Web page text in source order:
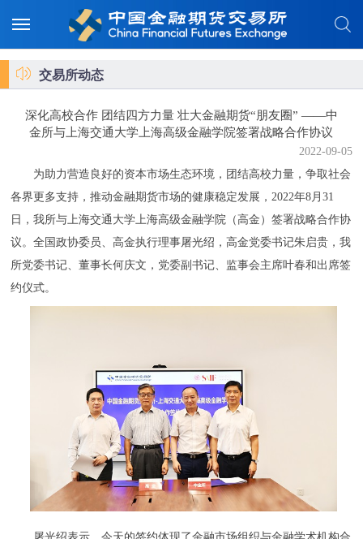
交易所动态
深化高校合作 团结四方力量 壮大金融期货“朋友圈” ——中
金所与上海交通大学上海高级金融学院签署战略合作协议
2022-09-05
为助力营造良好的资本市场生态环境，团结高校力量，争取社会
各界更多支持，推动金融期货市场的健康稳定发展，2022年8月31
日，我所与上海交通大学上海高级金融学院（高金）签署战略合作协
议。全国政协委员、高金执行理事屠光绍，高金党委书记朱启贵，我
所党委书记、董事长何庆文，党委副书记、监事会主席叶春和出席签
约仪式。